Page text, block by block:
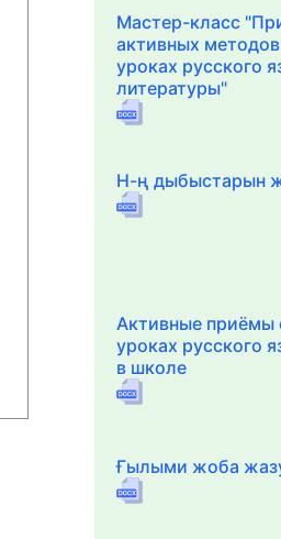
Мастер-класс
активных
уроках русского
литературы"
Н-ң дыбыстарын
Активные приёмы
уроках русского
в школе
Ғылыми жоба